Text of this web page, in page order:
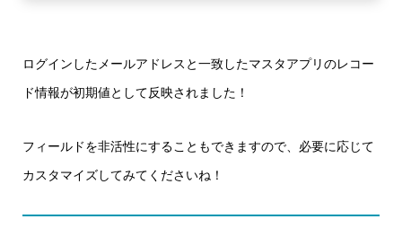
ログインしたメールアドレスと一致したマスタアプリのレコー
ド情報が初期値として反映されました！
フィールドを非活性にすることもできますので、必要に応じて
カスタマイズしてみてくださいね！